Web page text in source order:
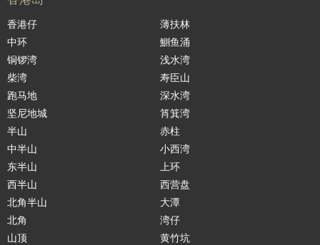
香港仔
中环
铜锣湾
柴湾
跑马地
坚尼地城
半山
中半山
东半山
西半山
北角半山
北角
山顶
薄扶林
鰂鱼涌
浅水湾
寿臣山
深水湾
筲箕湾
赤柱
小西湾
上环
西营盘
大潭
湾仔
黄竹坑